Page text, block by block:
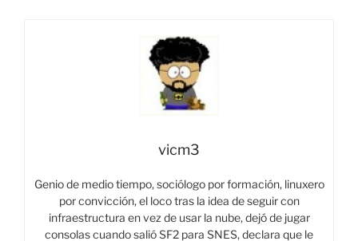
vicm3
Genio de medio tiempo, sociólogo por formación, linuxero
por convicción, el loco tras la idea de seguir con
infraestructura en vez de usar la nube, dejó de jugar
consolas cuando salió SF2 para SNES, declara que le